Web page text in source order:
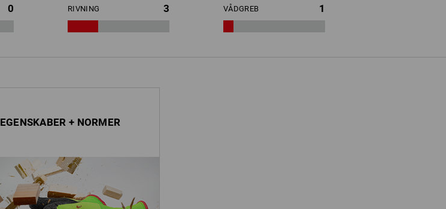
0 RIVNING 3 VÅDGREB 1
EGENSKABER + NORMER